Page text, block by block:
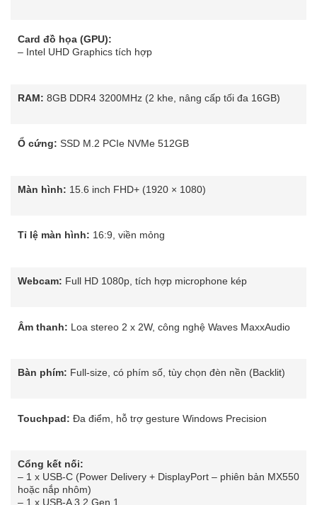
Card đồ họa (GPU):
– Intel UHD Graphics tích hợp
RAM: 8GB DDR4 3200MHz (2 khe, nâng cấp tối đa 16GB)
Ổ cứng: SSD M.2 PCIe NVMe 512GB
Màn hình: 15.6 inch FHD+ (1920 × 1080)
Tỉ lệ màn hình: 16:9, viền mỏng
Webcam: Full HD 1080p, tích hợp microphone kép
Âm thanh: Loa stereo 2 x 2W, công nghệ Waves MaxxAudio
Bàn phím: Full-size, có phím số, tùy chọn đèn nền (Backlit)
Touchpad: Đa điểm, hỗ trợ gesture Windows Precision
Cổng kết nối:
– 1 x USB-C (Power Delivery + DisplayPort – phiên bản MX550
hoặc nắp nhôm)
– 1 x USB-A 3.2 Gen 1